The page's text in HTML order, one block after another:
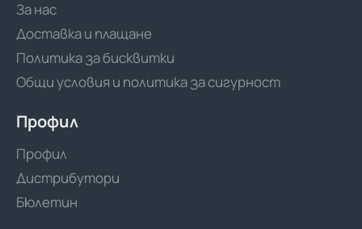
За нас
Доставка и плащане
Политика за бисквитки
Общи условия и политика за сигурност
Профил
Профил
Дистрибутори
Бюлетин